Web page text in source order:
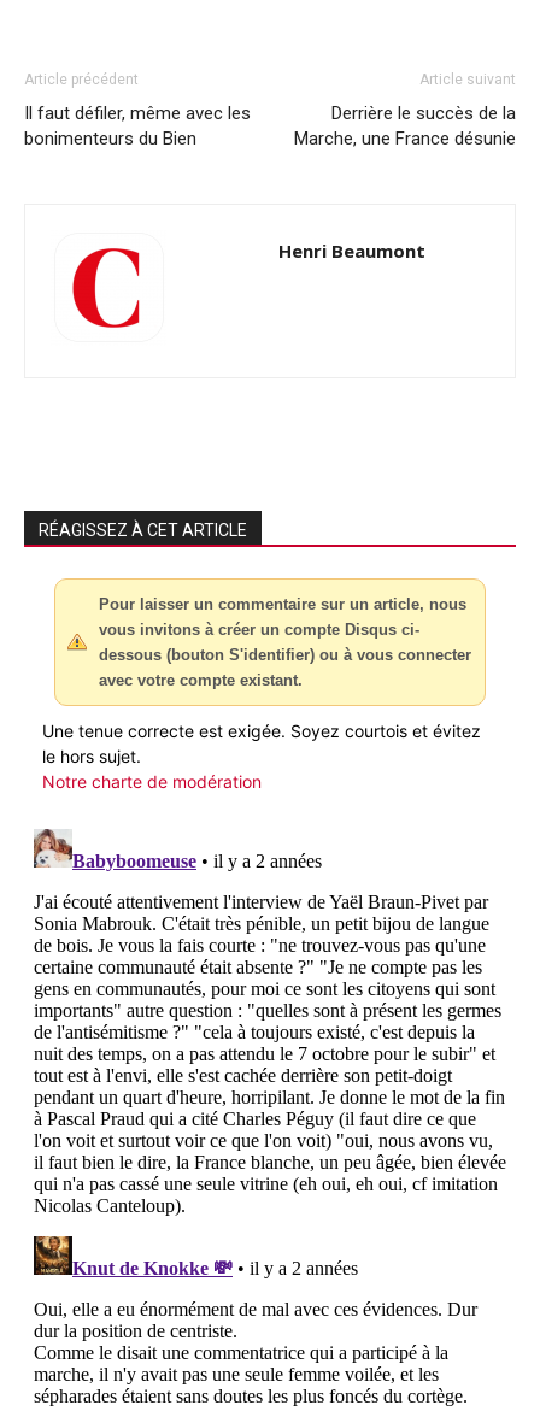
Article précédent
Il faut défiler, même avec les
bonimenteurs du Bien
Article suivant
Derrière le succès de la
Marche, une France désunie
Henri Beaumont
RÉAGISSEZ À CET ARTICLE
Pour laisser un commentaire sur un article, nous
vous invitons à créer un compte Disqus ci-
dessous (bouton S'identifier) ou à vous connecter
avec votre compte existant.
Une tenue correcte est exigée. Soyez courtois et évitez
le hors sujet.
Notre charte de modération